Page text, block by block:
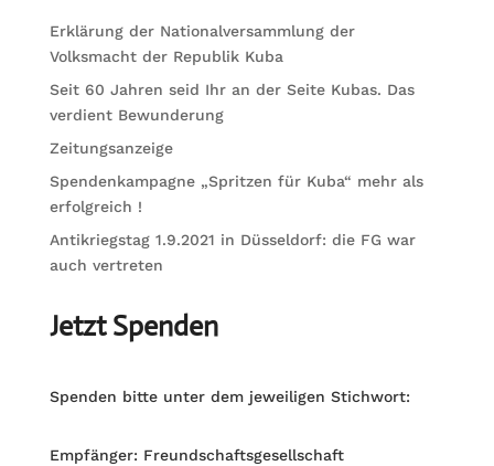
Erklärung der Nationalversammlung der
Volksmacht der Republik Kuba
Seit 60 Jahren seid Ihr an der Seite Kubas. Das
verdient Bewunderung
Zeitungsanzeige
Spendenkampagne „Spritzen für Kuba“ mehr als
erfolgreich !
Antikriegstag 1.9.2021 in Düsseldorf: die FG war
auch vertreten
Jetzt Spenden
Spenden bitte unter dem jeweiligen Stichwort:
Empfänger: Freundschaftsgesellschaft